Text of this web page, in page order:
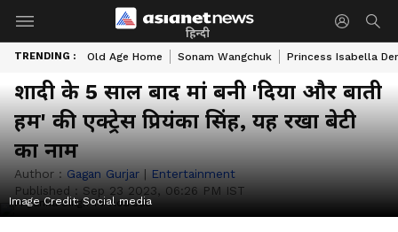
हिन्दी
TRENDING : Old Age Home Sonam Wangchuk Princess Isabella
शादी के 5 साल बाद मां बनी 'दिया और बाती
हम' की एक्ट्रेस प्रियंका सिंह, यह रखा बेटी
का नाम
Author : Gagan Gurjar | Entertainment
Published : Sep 23 2023, 06:26 PM IST
Image Credit:Social media